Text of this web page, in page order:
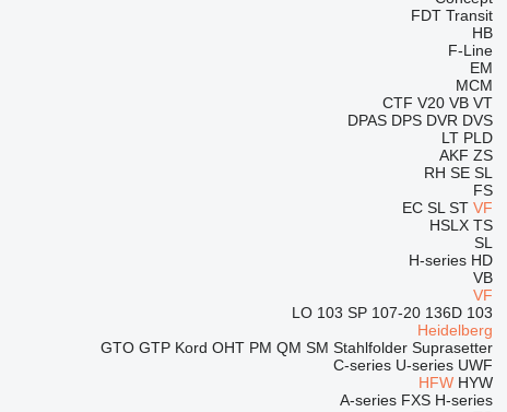
FDT Transit
HB
F-Line
EM
MCM
CTF V20 VB VT
DPAS DPS DVR DVS
LT PLD
AKF ZS
RH SE SL
FS
EC SL ST VF
HSLX TS
SL
H-series HD
VB
VF
103 LO
103 SP 107-20 136D
Heidelberg
GTO GTP Kord OHT PM QM SM Stahlfolder Suprasetter
C-series U-series UWF
HFW HYW
A-series FXS H-series